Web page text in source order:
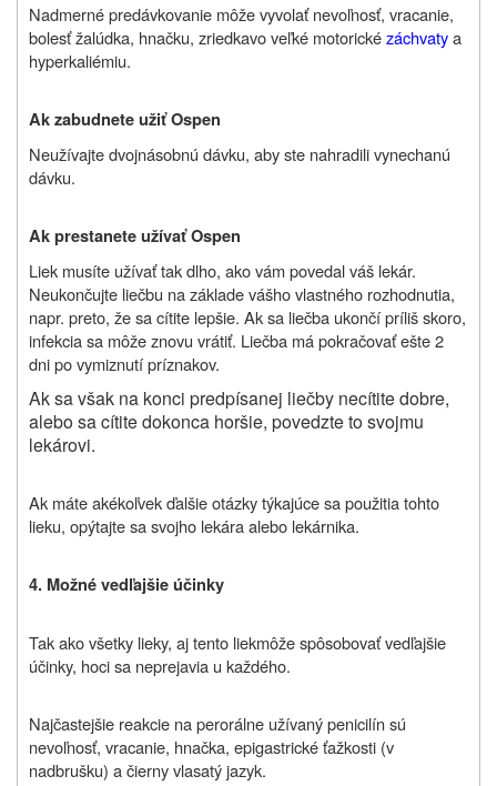
Nadmerné predávkovanie môže vyvolať nevoľnosť, vracanie,
bolesť žalúdka, hnačku, zriedkavo veľké motorickézáchvatya
hyperkaliémiu.
Ak zabudnete užiť Ospen
Neužívajte dvojnásobnú dávku, aby ste nahradili vynechanú
dávku.
Ak prestanete užívať Ospen
Liek musíte užívať tak dlho, ako vám povedal váš lekár.
Neukončujte liečbu na základe vášho vlastného rozhodnutia,
napr. preto, že sa cítite lepšie. Ak sa liečba ukončí príliš skoro,
infekcia sa môže znovu vrátiť. Liečba má pokračovať ešte 2
dni po vymiznutí príznakov.
Ak sa však na konci predpísanej liečby necítite dobre,
alebo sa cítite dokonca horšie, povedzte to svojmu
lekárovi.
Ak máte akékoľvek ďalšie otázky týkajúce sa použitia tohto
lieku, opýtajte sa svojho lekára alebo lekárnika.
4. Možné vedľajšie účinky
Tak ako všetky lieky, aj tento liekmôže spôsobovať vedľajšie
účinky, hoci sa neprejavia u každého.
Najčastejšie reakcie na perorálne užívaný penicilín sú
nevoľnosť, vracanie, hnačka, epigastrické ťažkosti (v
nadbrušku) a čierny vlasatý jazyk.